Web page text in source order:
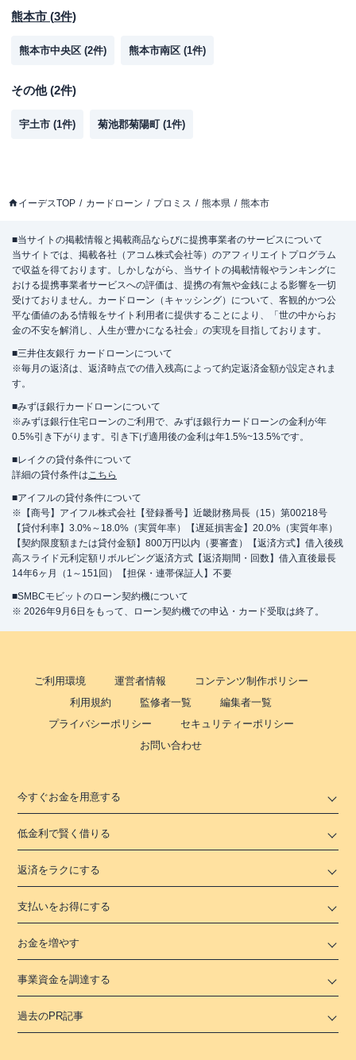
熊本市 (3件)
熊本市中央区 (2件) 熊本市南区 (1件)
その他(2件)
宇土市 (1件) 菊池郡菊陽町 (1件)
イーデスTOP カードローン プロミス 熊本県 熊本市
■当サイトの掲載情報と掲載商品ならびに提携事業者のサービスについて
当サイトでは、掲載各社（アコム株式会社等）のアフィリエイトプログラム
で収益を得ております。しかしながら、当サイトの掲載情報やランキングに
おける提携事業者サービスへの評価は、提携の有無や金銭による影響を一切
受けておりません。カードローン（キャッシング）について、客観的かつ公
平な価値のある情報をサイト利用者に提供することにより、「世の中からお
金の不安を解消し、人生が豊かになる社会」の実現を目指しております。
■三井住友銀行 カードローンについて
※毎月の返済は、返済時点での借入残高によって約定返済金額が設定されま
す。
■みずほ銀行カードローンについて
※みずほ銀行住宅ローンのご利用で、みずほ銀行カードローンの金利が年
0.5%引き下がります。引き下げ適用後の金利は年1.5%~13.5%です。
■レイクの貸付条件について
詳細の貸付条件はこちら
■アイフルの貸付条件について
※【商号】アイフル株式会社【登録番号】近畿財務局長（15）第00218号
【貸付利率】3.0%～18.0%（実質年率）【遅延損害金】20.0%（実質年率）
【契約限度額または貸付金額】800万円以内（要審査）【返済方式】借入後残
高スライド元利定額リボルビング返済方式【返済期間・回数】借入直後最長
14年6ヶ月（1～151回）【担保・連帯保証人】不要
■SMBCモビットのローン契約機について
※ 2026年9月6日をもって、ローン契約機での申込・カード受取は終了。
ご利用環境 運営者情報
コンテンツ制作ポリシー
利用規約
監修者一覧
編集者一覧
プライバシーポリシー
セキュリティーポリシー
お問い合わせ
今すぐお金を用意する
低金利で賢く借りる
返済をラクにする
支払いをお得にする
お金を増やす
事業資金を調達する
過去のPR記事